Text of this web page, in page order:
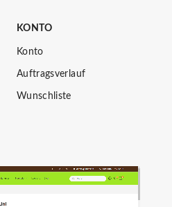
KONTO
Konto
Auftragsverlauf
Wunschliste